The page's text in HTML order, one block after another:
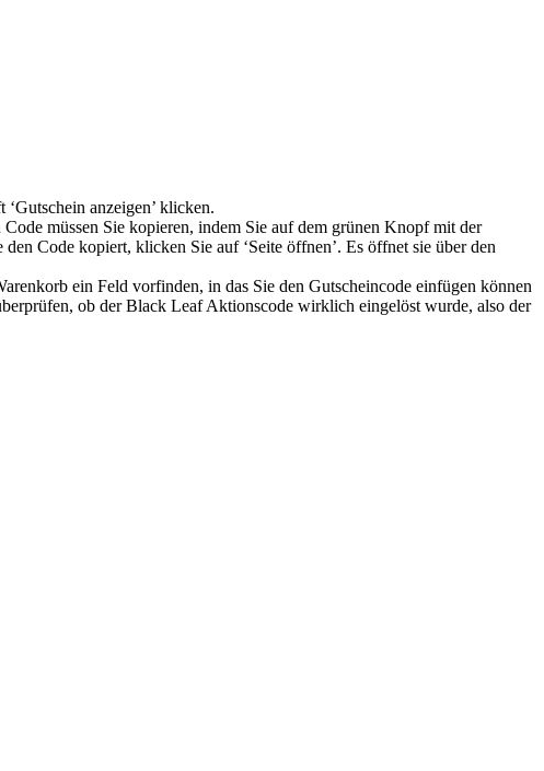
anzeigen’ klicken.
müssen Sie kopieren, indem Sie auf dem grünen Knopf mit der
Code kopiert, klicken Sie auf ‘Seite öffnen’. Es öffnet sie über den
ein Feld vorfinden, in das Sie den Gutscheincode einfügen können
ob der Black Leaf Aktionscode wirklich eingelöst wurde, also der